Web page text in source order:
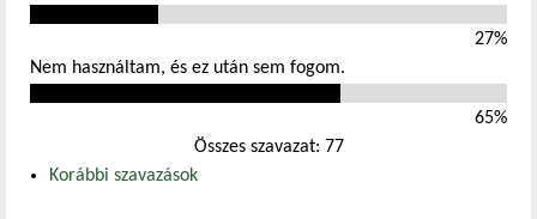
27%
Nem használtam, és ez után sem fogom.
65%
Összes szavazat: 77
Korábbi szavazások